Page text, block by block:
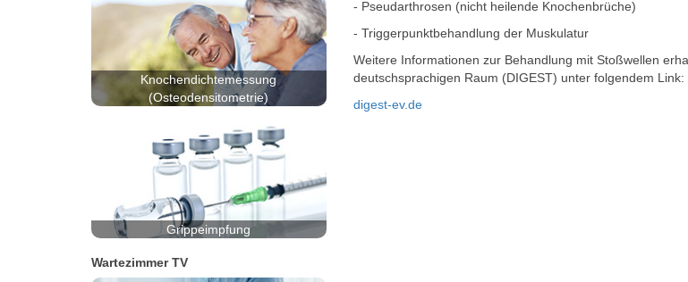
- Pseudarthrosen (nicht heilende Knochenbrüche)
- Triggerpunktbehandlung der Muskulatur
Weitere Informationen zur Behandlung mit Stoßwellen
deutschsprachigen Raum (DIGEST) unter folgendem Link:
digest-ev.de
Knochendichtemessung
(Osteodensitometrie)
Grippeimpfung
Wartezimmer TV